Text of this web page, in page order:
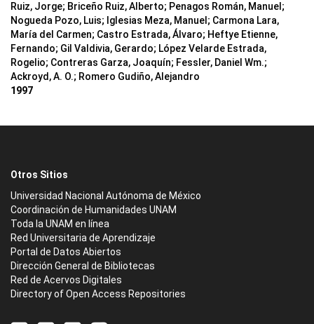
Ruiz, Jorge; Briceño Ruiz, Alberto; Penagos Román, Manuel;
Nogueda Pozo, Luis; Iglesias Meza, Manuel; Carmona Lara,
María del Carmen; Castro Estrada, Álvaro; Heftye Etienne,
Fernando; Gil Valdivia, Gerardo; López Velarde Estrada,
Rogelio; Contreras Garza, Joaquín; Fessler, Daniel Wm.;
Ackroyd, A. O.; Romero Gudiño, Alejandro
1997
Otros Sitios
Universidad Nacional Autónoma de México
Coordinación de Humanidades UNAM
Toda la UNAM en línea
Red Universitaria de Aprendizaje
Portal de Datos Abiertos
Dirección General de Bibliotecas
Red de Acervos Digitales
Directory of Open Access Repositories